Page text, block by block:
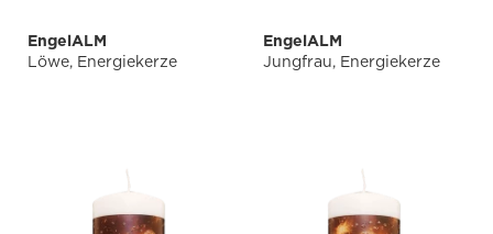
EngelALM
Löwe, Energiekerze
EngelALM
Jungfrau, Energiekerze